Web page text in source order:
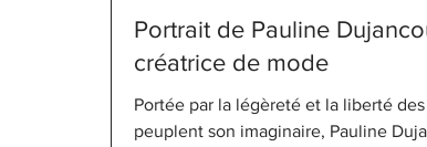
Portrait de Pauline
créatrice de mode
Portée par la légèreté et la liberté des
peuplent son imaginaire, Pauline